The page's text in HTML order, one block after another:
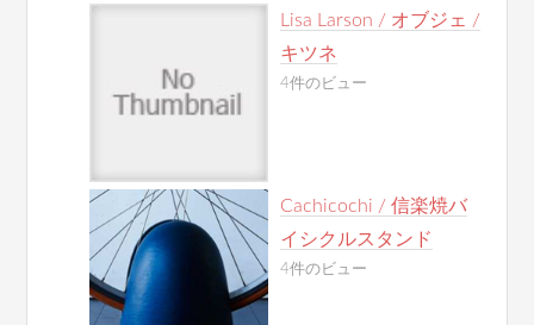
Lisa Larson / オブジェ /
キツネ
4件のビュー
Cachicochi / 信楽焼バ
イシクルスタンド
4件のビュー